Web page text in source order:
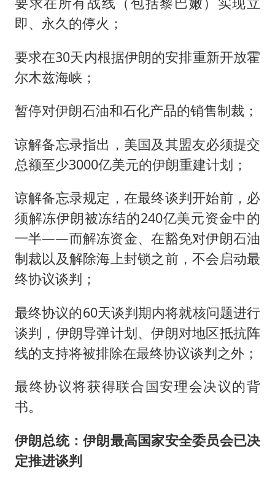
即、永久的停火；
要求在30天内根据伊朗的安排重新开放霍
尔木兹海峡；
暂停对伊朗石油和石化产品的销售制裁；
谅解备忘录指出，美国及其盟友必须提交
总额至少3000亿美元的伊朗重建计划；
谅解备忘录规定，在最终谈判开始前，必
须解冻伊朗被冻结的240亿美元资金中的
一半——而解冻资金、在豁免对伊朗石油
制裁以及解除海上封锁之前，不会启动最
终协议谈判；
最终协议的60天谈判期内将就核问题进行
谈判，伊朗导弹计划、伊朗对地区抵抗阵
线的支持将被排除在最终协议谈判之外；
最终协议将获得联合国安理会决议的背
书。
伊朗总统：伊朗最高国家安全委员会已决
定推进谈判